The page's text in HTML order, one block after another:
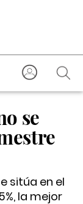
se
sitúa en el
la mejor